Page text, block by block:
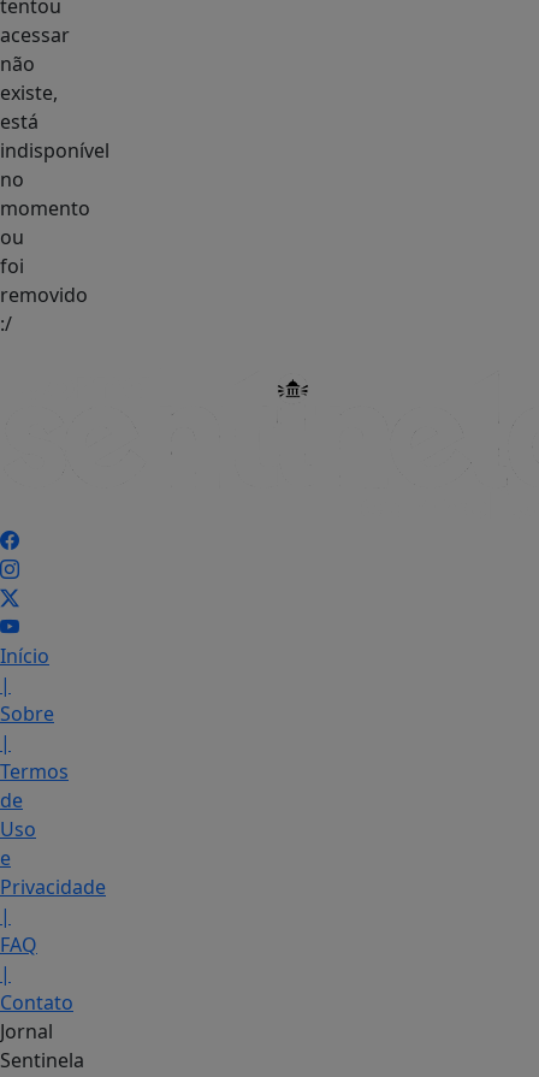
tentou
acessar
não
existe,
está
indisponível
no
momento
ou
foi
removido
:/
Início
|
Sobre
|
Termos
de
Uso
e
Privacidade
|
FAQ
|
Contato
Jornal
Sentinela